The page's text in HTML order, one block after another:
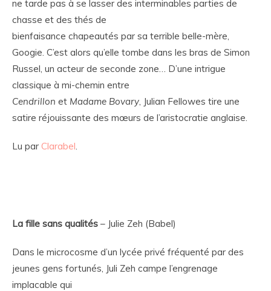
ne tarde pas à se lasser des interminables parties de
chasse et des thés de
bienfaisance chapeautés par sa terrible belle-mère,
Googie. C’est alors qu’elle tombe dans les bras de Simon
Russel, un acteur de seconde zone… D’une intrigue
classique à mi-chemin entre
Cendrillon et Madame Bovary, Julian Fellowes tire une
satire réjouissante des mœurs de l’aristocratie anglaise.
Lu par Clarabel.
La fille sans qualités – Julie Zeh (Babel)
Dans le microcosme d’un lycée privé fréquenté par des
jeunes gens fortunés, Juli Zeh campe l’engrenage
implacable qui